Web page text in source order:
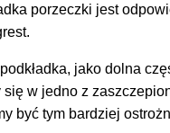
porzeczki jest
jako dolna
się w jedno z
być tym bardziej